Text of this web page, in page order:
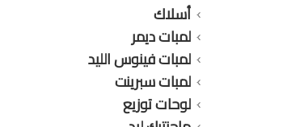
أسلاك
لمبات ديمر
لمبات فينوس الليد
لمبات سبرينت
لوحات توزيع